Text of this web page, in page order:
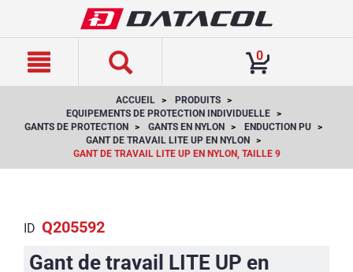
0
ACCUEIL
PRODUITS
EQUIPEMENTS DE PROTECTION INDIVIDUELLE
GANTS DE PROTECTION
GANTS EN NYLON
ENDUCTION PU
GANT DE TRAVAIL LITE UP EN NYLON
GANT DE TRAVAIL LITE UP EN NYLON, TAILLE 9
ID Q205592
Gant de travail LITE UP en